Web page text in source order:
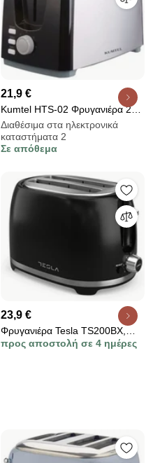
21,9 €
Kumtel HTS-02 Φρυγανιέρα 2
Θέσεων 750W Μαύρη
Διαθέσιμα στα ηλεκτρονικά
καταστήματα 2
Σε απόθεμα
23,9 €
Φρυγανιέρα Tesla TS200BX,
850W, 7 Ρυθμίσεις θερμοστάτη,
προς αποστολή σε 4 ημέρες